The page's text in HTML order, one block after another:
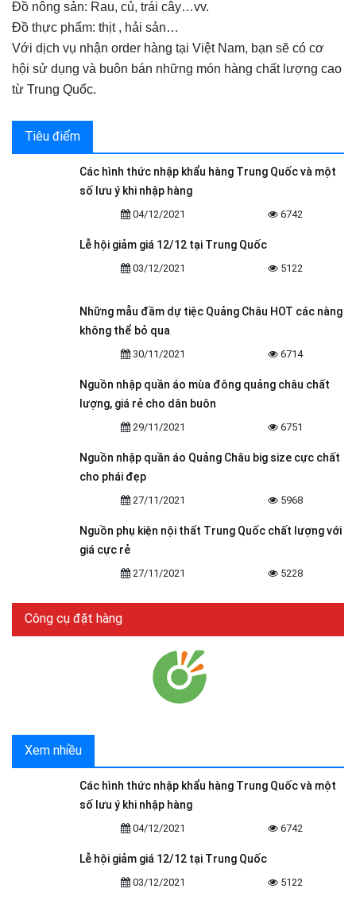
Đồ nông sản: Rau, củ, trái cây…vv.
Đồ thực phẩm: thịt , hải sản…
Với dịch vụ nhận order hàng tại Việt Nam, bạn sẽ có cơ
hội sử dụng và buôn bán những món hàng chất lượng cao
từ Trung Quốc.
Tiêu điểm
Các hình thức nhập khẩu hàng Trung Quốc và một
số lưu ý khi nhập hàng
04/12/2021 6742
Lễ hội giảm giá 12/12 tại Trung Quốc
03/12/2021 5122
Những mẫu đầm dự tiệc Quảng Châu HOT các nàng
không thể bỏ qua
30/11/2021 6714
Nguồn nhập quần áo mùa đông quảng châu chất
lượng, giá rẻ cho dân buôn
29/11/2021 6751
Nguồn nhập quần áo Quảng Châu big size cực chất
cho phái đẹp
27/11/2021 5968
Nguồn phụ kiện nội thất Trung Quốc chất lượng với
giá cực rẻ
27/11/2021 5228
Công cụ đặt hàng
Xem nhiều
Các hình thức nhập khẩu hàng Trung Quốc và một
số lưu ý khi nhập hàng
04/12/2021 6742
Lễ hội giảm giá 12/12 tại Trung Quốc
03/12/2021 5122